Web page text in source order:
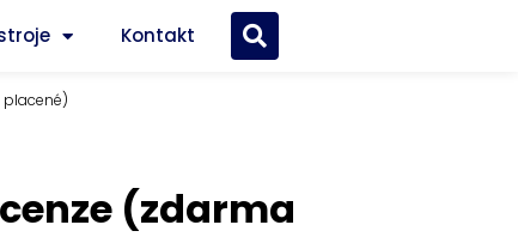
Kontakt
placené)
(zdarma